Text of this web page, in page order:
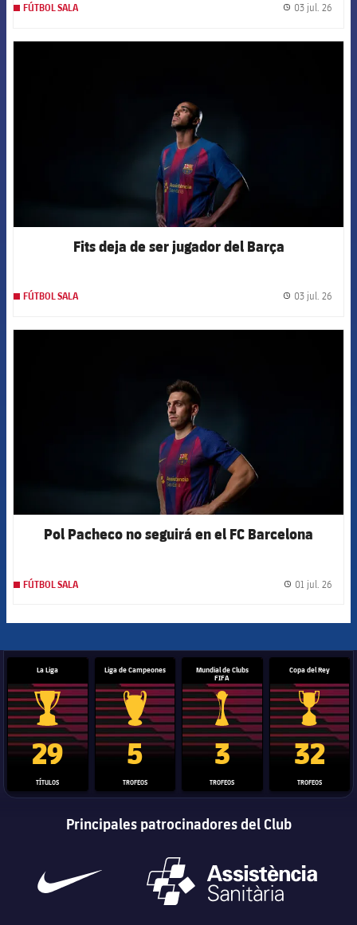
FÚTBOL SALA 03 jul. 26
Fits deja de ser jugador del Barça
FÚTBOL SALA 03 jul. 26
Pol Pacheco no seguirá en el FC Barcelona
FÚTBOL SALA 01 jul. 26
La Liga
Trofeo de La Liga
29
TÍTULOS
Liga de Campeones
Trofeo de la Liga de Campeones
5
TROFEOS
Mundial de Clubs
FIFA
Trofeo del Mundial de
3
TROFEOS
Copa del Rey
Copa del
32
TROFEOS
Principales patrocinadores del Club